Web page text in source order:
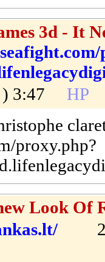
3d - It
) 3:47 HP
proxy.php?
Look Of